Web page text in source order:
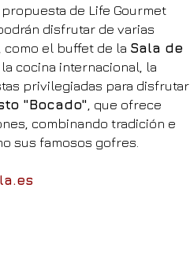
de Life Gourmet
disfrutar de varias
el buffet de la Sala de
cocina internacional, la
privilegiadas para disfrutar
"Bocado", que ofrece
combinando tradición e
sus famosos gofres.